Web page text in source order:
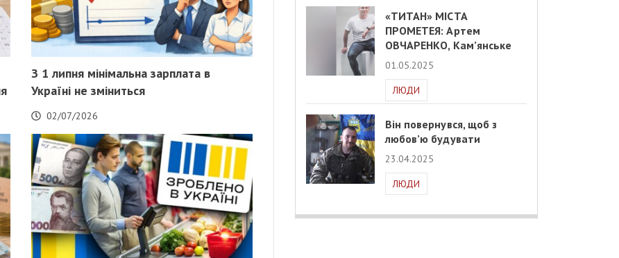
З 1 липня мінімальна зарплата в
Україні не зміниться
02/07/2026
«ТИТАН» МІСТА
ПРОМЕТЕЯ: Артем
ОВЧАРЕНКО, Кам’янське
01.05.2025
ЛЮДИ
Він повернувся, щоб з
любов’ю будувати
23.04.2025
ЛЮДИ